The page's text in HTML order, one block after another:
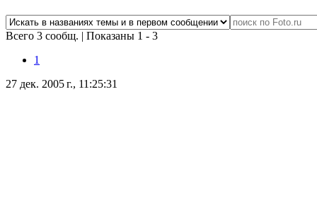
Всего 3 сообщ. | Показаны 1 - 3
1
27 дек. 2005 г., 11:25:31